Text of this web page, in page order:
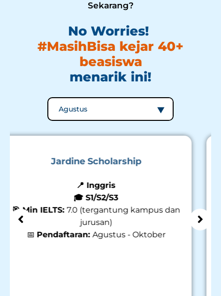
Sekarang?
No Worries!
#MasihBisa kejar 40+
beasiswa
menarik ini!
Government of Ireland Postgraduate
📍 Irlandia
🎓 S2/S3
🎯 Min IELTS:Dibutuhkan untuk daftar
kampus